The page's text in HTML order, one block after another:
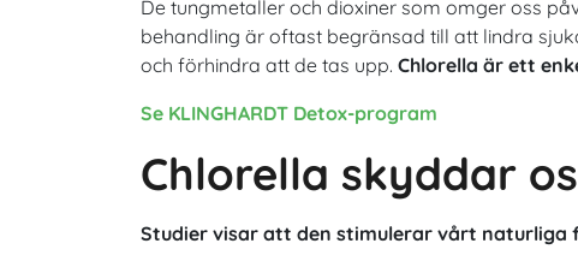
De tungmetaller och dioxiner som omger oss
behandling är oftast begränsad till att lindra
och förhindra att de tas upp. Chlorella är ett
Se KLINGHARDT Detox-program
Chlorella skyddar
Studier visar att den stimulerar vårt naturliga